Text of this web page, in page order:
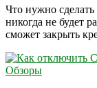
Что нужно
никогда не будет
сможет закрыть
Обзоры